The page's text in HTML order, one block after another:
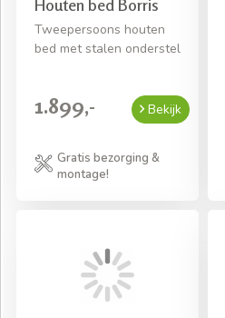
Houten bed Borris
Tweepersoons houten
bed met stalen onderstel
1.899,- Bekijk
Gratis bezorging &
montage!